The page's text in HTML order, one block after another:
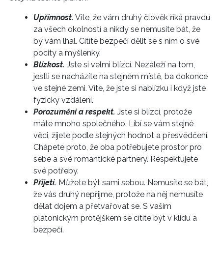
Upřímnost. Víte, že vám druhý člověk říká pravdu
za všech okolností a nikdy se nemusíte bát, že
by vám lhal. Cítíte bezpečí dělit se s ním o své
pocity a myšlenky.
Blízkost. Jste si velmi blízcí. Nezáleží na tom,
jestli se nacházíte na stejném místě, ba dokonce
ve stejné zemi. Víte, že jste si nablízku i když jste
fyzicky vzdálení.
Porozumění a respekt. Jste si blízcí, protože
máte mnoho společného. Líbí se vám stejné
věci, žijete podle stejných hodnot a přesvědčení.
Chápete proto, že oba potřebujete prostor pro
sebe a své romantické partnery. Respektujete
své potřeby.
Přijetí. Můžete být sami sebou. Nemusíte se bát,
že vás druhý nepřijme, protože na něj nemusíte
dělat dojem a přetvařovat se. S vaším
platonickým protějškem se cítíte být v klidu a
bezpečí.